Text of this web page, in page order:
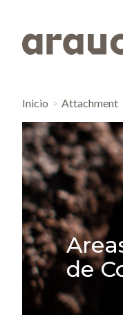
Inicio Attachment
de